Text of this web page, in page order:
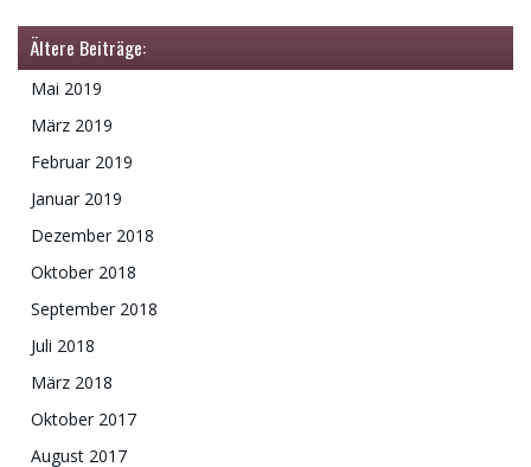
Ältere Beiträge:
Mai 2019
März 2019
Februar 2019
Januar 2019
Dezember 2018
Oktober 2018
September 2018
Juli 2018
März 2018
Oktober 2017
August 2017